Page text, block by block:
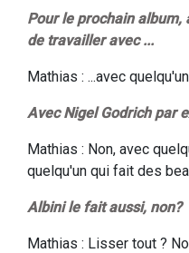
Pour le prochain album,
de travailler avec ...
Mathias : ...avec
Avec Nigel Godrich par
Mathias : Non, avec
quelqu'un qui fait des
Albini le fait aussi, non?
Mathias : Lisser tout ?